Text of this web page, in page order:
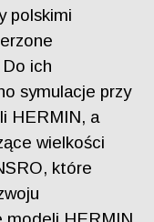
polskimi
ich
symulacje przy
HERMIN, a
wielkości
które